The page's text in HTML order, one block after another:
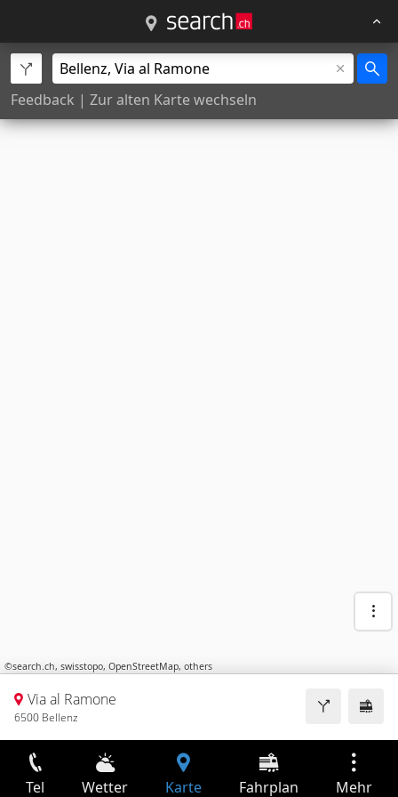
Feedback | Zur alten Karte wechseln
©search.ch, swisstopo, OpenStreetMap, others
Via al Ramone
6500 Bellenz
Tel Wetter Karte Fahrplan Mehr